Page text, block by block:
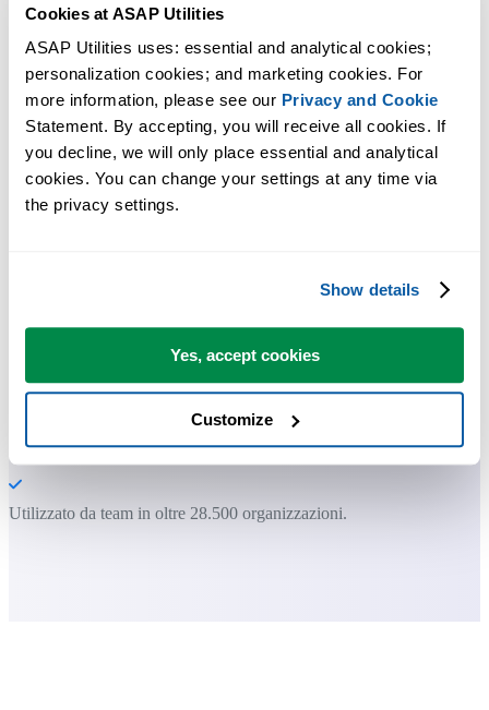
Cookies at ASAP Utilities
ASAP Utilities uses: essential and analytical cookies;
personalization cookies; and marketing cookies. For
more information, please see our Privacy and Cookie
Statement. By accepting, you will receive all cookies. If
you decline, we will only place essential and analytical
cookies. You can change your settings at any time via
the privacy settings.
Show details
Yes, accept cookies
Customize
Strumenti pratici che molti utenti di Excel vorrebbero integrati in
Excel.
Risparmia tempo in Excel. Così semplice.
Puoi iniziare subito. Nessuna formazione necessaria.
La maggior parte degli utenti inizia usando poche funzioni. Molti
Utilizzato da team in oltre 28.500 organizzazioni.